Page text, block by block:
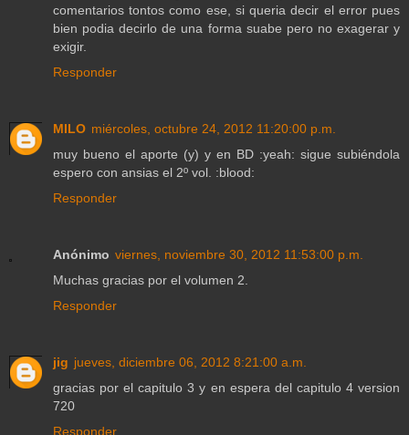
comentarios tontos como ese, si queria decir el error pues
bien podia decirlo de una forma suabe pero no exagerar y
exigir.
Responder
MILO miércoles, octubre 24, 2012 11:20:00 p.m.
muy bueno el aporte (y) y en BD :yeah: sigue subiéndola
espero con ansias el 2º vol. :blood:
Responder
Anónimo viernes, noviembre 30, 2012 11:53:00 p.m.
Muchas gracias por el volumen 2.
Responder
jig jueves, diciembre 06, 2012 8:21:00 a.m.
gracias por el capitulo 3 y en espera del capitulo 4 version
720
Responder